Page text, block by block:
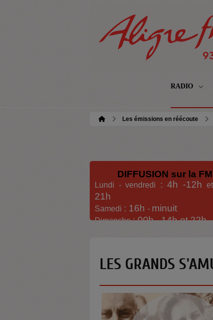
RADIO
Les émissions en réécoute
DIFFUSION sur la
Lundi - vendredi : 4h -12h et
21h
Samedi : 16h - minuit
Dimanche: 00h -14h et 22h-
LES GRANDS